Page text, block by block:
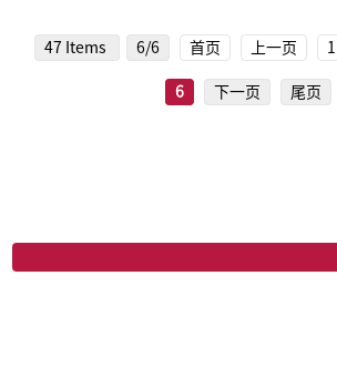
47 Items 6/6 首页 上一页 1
6 下一页 尾页